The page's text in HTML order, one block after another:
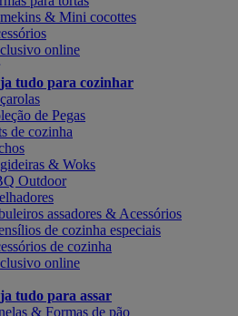
& Mini cocottes
online
tudo para cozinhar
de Pegas
de cozinha
& Woks
Outdoor
assadores & Acessórios
de cozinha especiais
de cozinha
online
tudo para assar
& Formas de pão